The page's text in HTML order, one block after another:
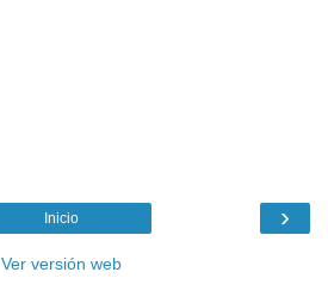
›
Inicio
Ver versión web